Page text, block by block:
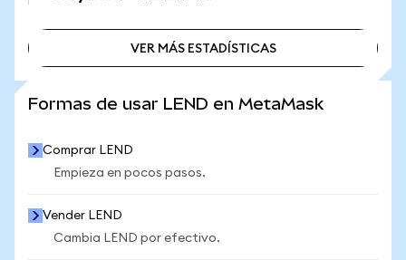
VER MÁS ESTADÍSTICAS
Formas de usar LEND en MetaMask
Comprar LEND
Empieza en pocos pasos.
Vender LEND
Cambia LEND por efectivo.